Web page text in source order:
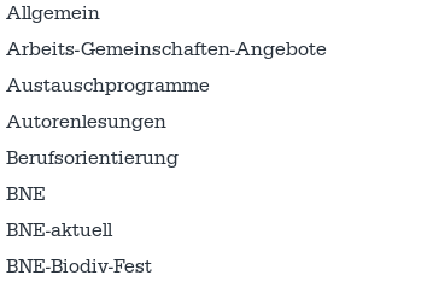
Allgemein
Arbeits-Gemeinschaften-Angebote
Austausch­programme
Autorenlesungen
Berufsorientierung
BNE
BNE-aktuell
BNE-Biodiv-Fest